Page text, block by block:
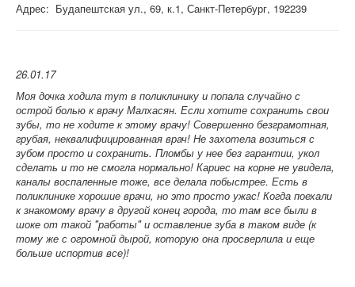
Адрес: Будапештская ул., 69, к.1, Санкт-Петербург, 192239
26.01.17
Моя дочка ходила тут в поликлинику и попала случайно с
острой болью к врачу Малхасян. Если хотите сохранить свои
зубы, то не ходите к этому врачу! Совершенно безграмотная,
грубая, неквалифицированная врач! Не захотела возиться с
зубом просто и сохранить. Пломбы у нее без гарантии, укол
сделать и то не смогла нормально! Кариес на корне не увидела,
каналы воспаленные тоже, все делала побыстрее. Есть в
поликлинике хорошие врачи, но это просто ужас! Когда поехали
к знакомому врачу в другой конец города, то там все были в
шоке от такой "работы" и оставление зуба в таком виде (к
тому же с огромной дырой, которую она просверлила и еще
больше испортив все)!